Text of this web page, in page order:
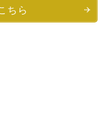
ちら